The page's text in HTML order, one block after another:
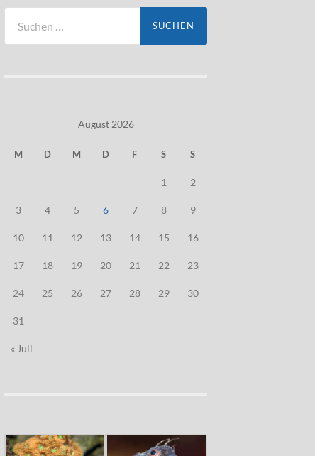
nach:
August 2026
M D M D F S S
1 2
3 4 5 6 7 8 9
10 11 12 13 14 15 16
17 18 19 20 21 22 23
24 25 26 27 28 29 30
31
« Juli